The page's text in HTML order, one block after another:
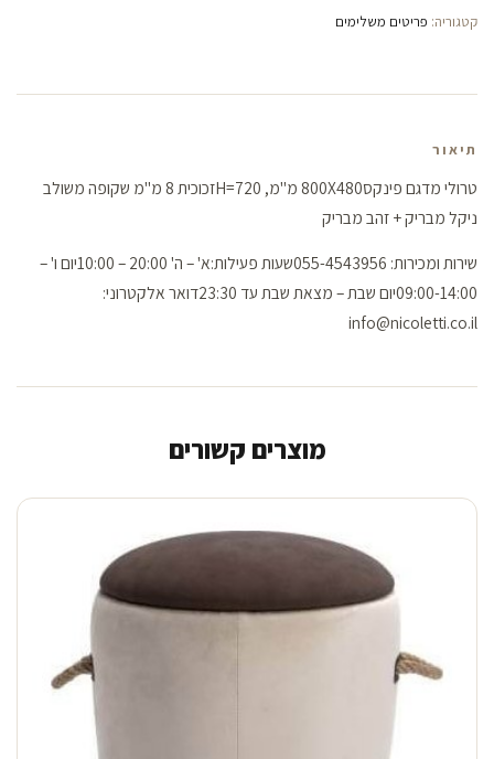
קטגוריה: פריטים משלימים
תיאור
טרולי מדגם פינקס800X480 מ"מ, H=720זכוכית 8 מ"מ שקופה משולב
ניקל מבריק + זהב מבריק
שירות ומכירות: 055-4543956שעות פעילות:א' – ה' 20:00 – 10:00יום ו' –
09:00-14:00יום שבת – מצאת שבת עד 23:30דואר אלקטרוני:
info@nicoletti.co.il
מוצרים קשורים